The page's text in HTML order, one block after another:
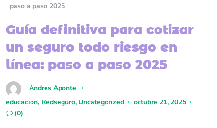
paso a paso 2025
Guía definitiva para cotizar
un seguro todo riesgo en
línea: paso a paso 2025
Andres Aponte
educacion, Redseguro, Uncategorized
octubre 21, 2025
(0)